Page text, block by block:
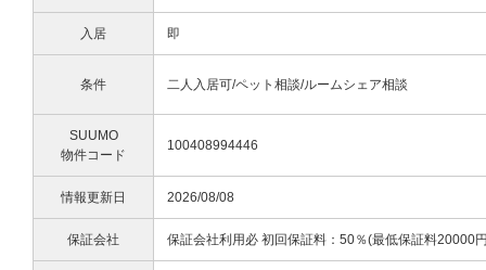
入居 即
条件 二人入居可/ペット相談/ルームシェア相談
SUUMO
物件コード
100408994446
情報更新日 2026/08/08
保証会社 保証会社利用必 初回保証料：50％(最低保証料